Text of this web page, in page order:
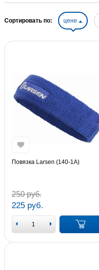
Сортировать по: цене
Повязка Larsen (140-1А)
250 руб.
225 руб.